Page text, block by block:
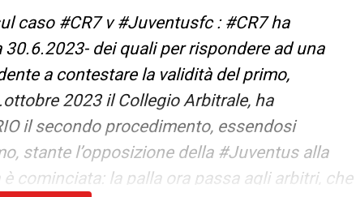
caso #CR7 v #Juventusfc : #CR7 ha
dei quali per rispondere ad una
a contestare la validità del primo,
2023 il Collegio Arbitrale, ha
il secondo procedimento, essendosi
stante l’opposizione della #Juventus alla
cominciata: la palla ora passa agli arbitri, che